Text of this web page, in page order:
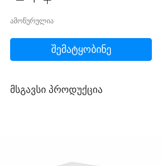
ამოწურულია
შემატყობინე
მსგავსი პროდუქცია